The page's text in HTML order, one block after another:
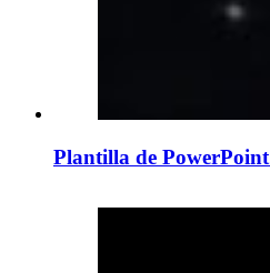
Plantilla de